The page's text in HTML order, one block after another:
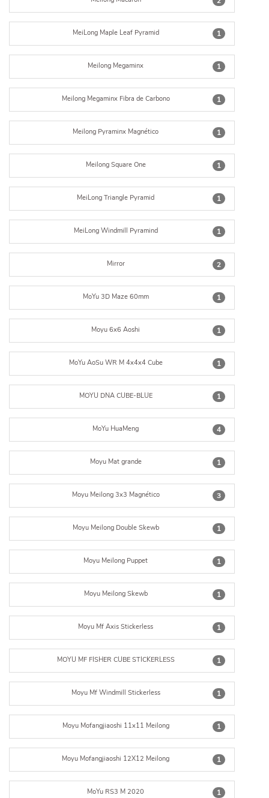
1
MeiLong Maple Leaf Pyramid
1
Meilong Megaminx
1
Meilong Megaminx Fibra de Carbono
1
Meilong Pyraminx Magnético
1
Meilong Square One
1
MeiLong Triangle Pyramid
1
MeiLong Windmill Pyramind
2
Mirror
1
MoYu 3D Maze 60mm
1
Moyu 6x6 Aoshi
1
MoYu AoSu WR M 4x4x4 Cube
1
MOYU DNA CUBE-BLUE
4
MoYu HuaMeng
1
Moyu Mat grande
3
Moyu Meilong 3x3 Magnético
1
Moyu Meilong Double Skewb
1
Moyu Meilong Puppet
1
Moyu Meilong Skewb
1
Moyu Mf Axis Stickerless
1
MOYU MF FISHER CUBE STICKERLESS
1
Moyu Mf Windmill Stickerless
1
Moyu Mofangjiaoshi 11x11 Meilong
1
Moyu Mofangjiaoshi 12X12 Meilong
1
MoYu RS3 M 2020